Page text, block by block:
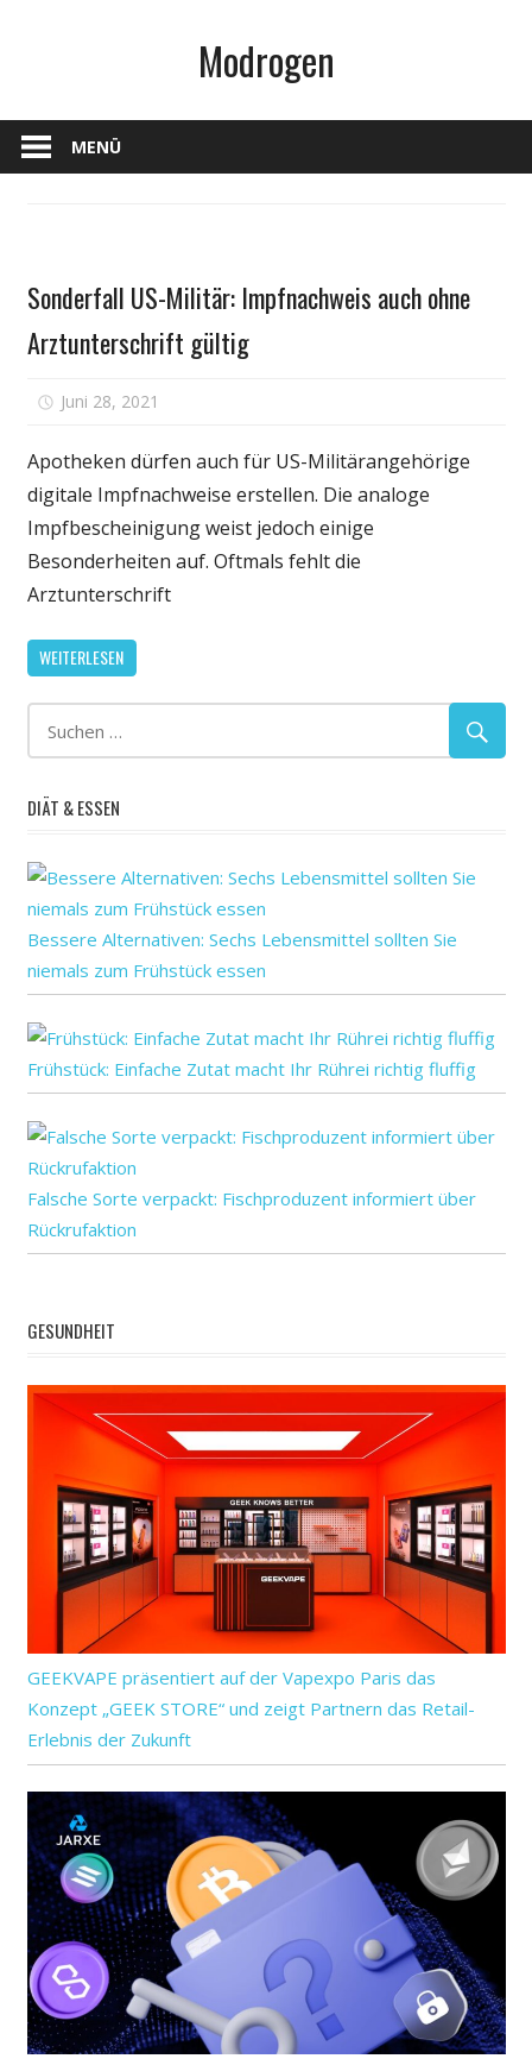
Modrogen
MENÜ
Sonderfall US-Militär: Impfnachweis auch ohne
Arztunterschrift gültig
Juni 28, 2021
US-
Impfnachweis
Apotheken dürfen auch für US-Militärangehörige
digitale Impfnachweise erstellen. Die analoge
Impfbescheinigung weist jedoch einige
Besonderheiten auf. Oftmals fehlt die
Arztunterschrift
WEITERLESEN
DIÄT & ESSEN
Bessere Alternativen: Sechs Lebensmittel sollten Sie
niemals zum Frühstück essen
Frühstück: Einfache Zutat macht Ihr Rührei richtig fluffig
Falsche Sorte verpackt: Fischproduzent informiert über
Rückrufaktion
GESUNDHEIT
GEEKVAPE präsentiert auf der Vapexpo Paris das
Konzept „GEEK STORE“ und zeigt Partnern das Retail-
Erlebnis der Zukunft